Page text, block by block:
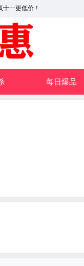
一更低价！
每日爆品